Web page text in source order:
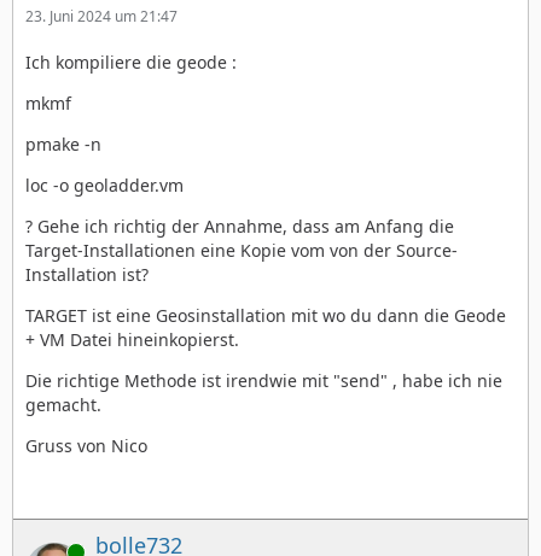
23. Juni 2024 um 21:47
Ich kompiliere die geode :
mkmf
pmake -n
loc -o geoladder.vm
? Gehe ich richtig der Annahme, dass am Anfang die
Target-Installationen eine Kopie vom von der Source-
Installation ist?
TARGET ist eine Geosinstallation mit wo du dann die Geode
+ VM Datei hineinkopierst.
Die richtige Methode ist irendwie mit "send" , habe ich nie
gemacht.
Gruss von Nico
bolle732